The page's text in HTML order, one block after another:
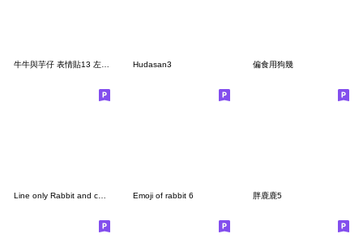
牛牛與芋仔 表情貼13 左手畫 Hudasan3 偏食用狗幾
Emoji of rabbit 6 胖鹿鹿5